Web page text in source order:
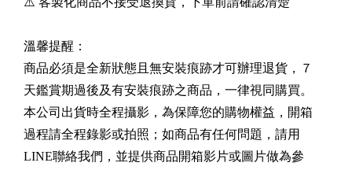
溫馨提醒：
商品必須是全新狀態且無安裝痕跡才可辦理退貨，７
天鑑賞期過後及有安裝痕跡之商品，一律視同購買。
本公司出貨時全程攝影，為保障您的購物權益，開箱
過程請全程錄影或拍照；如商品有任何問題，請用
LINE聯絡我們，並提供商品開箱影片或圖片做為參